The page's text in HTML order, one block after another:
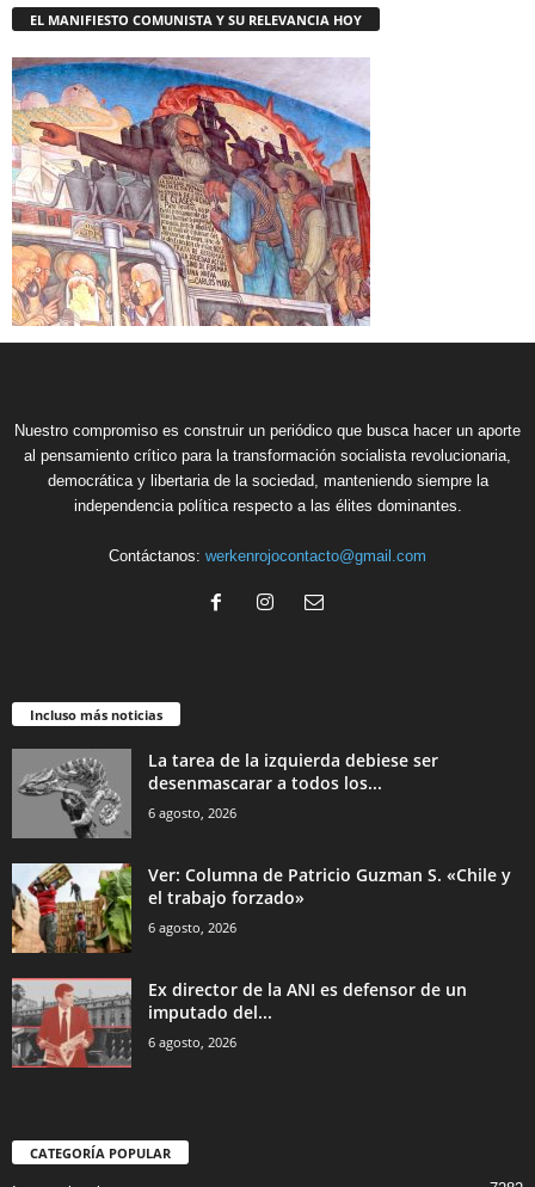
EL MANIFIESTO COMUNISTA Y SU RELEVANCIA HOY
Nuestro compromiso es construir un periódico que busca hacer un aporte
al pensamiento crítico para la transformación socialista revolucionaria,
democrática y libertaria de la sociedad, manteniendo siempre la
independencia política respecto a las élites dominantes.
Contáctanos: werkenrojocontacto@gmail.com
Incluso más noticias
La tarea de la izquierda debiese ser
desenmascarar a todos los...
6 agosto, 2026
Ver: Columna de Patricio Guzman S. «Chile y
el trabajo forzado»
6 agosto, 2026
Ex director de la ANI es defensor de un
imputado del...
6 agosto, 2026
CATEGORÍA POPULAR